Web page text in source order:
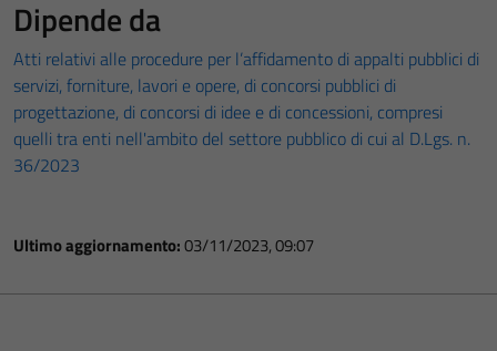
Dipende da
Atti relativi alle procedure per l’affidamento di appalti pubblici di
servizi, forniture, lavori e opere, di concorsi pubblici di
progettazione, di concorsi di idee e di concessioni, compresi
quelli tra enti nell'ambito del settore pubblico di cui al D.Lgs. n.
36/2023
Ultimo aggiornamento:03/11/2023, 09:07